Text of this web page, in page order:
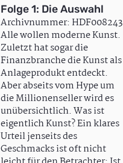
Folge 1: Die Auswahl
Archivnummer: HDF008243
Alle wollen moderne Kunst.
Zuletzt hat sogar die
Finanzbranche die Kunst als
Anlageprodukt entdeckt.
Aber abseits vom Hype um
die Millionenseller wird es
unübersichtlich. Was ist
eigentlich Kunst? Ein klares
Urteil jenseits des
Geschmacks ist oft nicht